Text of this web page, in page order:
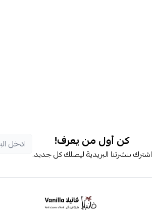
كن أول من يعرف!
اشترك بنشرتنا البريدية ليصلك كل جديد.